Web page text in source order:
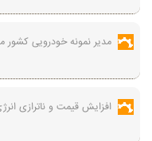
مدیر نمونه خودرویی کشور
افزایش قیمت و ناترازی